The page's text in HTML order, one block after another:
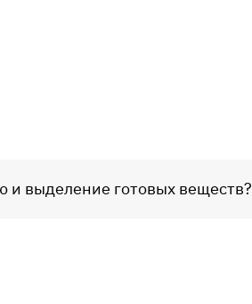
и выделение готовых веществ?